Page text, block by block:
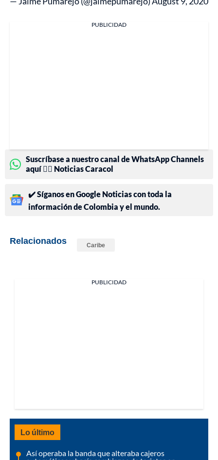
PUBLICIDAD
Suscríbase a nuestro canal de WhatsApp Channels
aquí 👉🏻 Noticias Caracol
✔️ Síganos en Google Noticias con toda la
información de Colombia y el mundo.
Relacionados Caribe
PUBLICIDAD
Lo último
Así operaba la banda que alteraba cajeros